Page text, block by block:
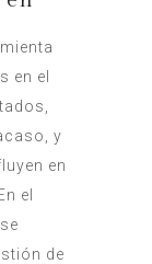
en el
y
en
el
de